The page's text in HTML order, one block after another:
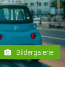
Bildergalerie